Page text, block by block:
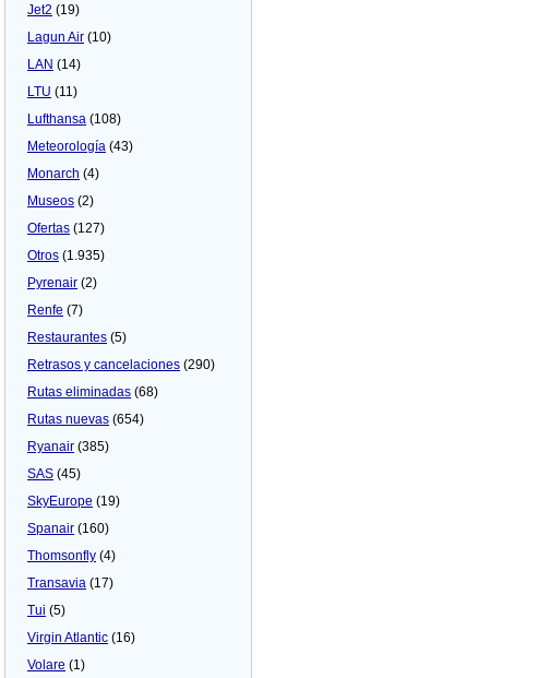
Jet2 (19)
Lagun Air (10)
LAN (14)
LTU (11)
Lufthansa (108)
Meteorologí­a (43)
Monarch (4)
Museos (2)
Ofertas (127)
Otros (1.935)
Pyrenair (2)
Renfe (7)
Restaurantes (5)
Retrasos y cancelaciones (290)
Rutas eliminadas (68)
Rutas nuevas (654)
Ryanair (385)
SAS (45)
SkyEurope (19)
Spanair (160)
Thomsonfly (4)
Transavia (17)
Tui (5)
Virgin Atlantic (16)
Volare (1)